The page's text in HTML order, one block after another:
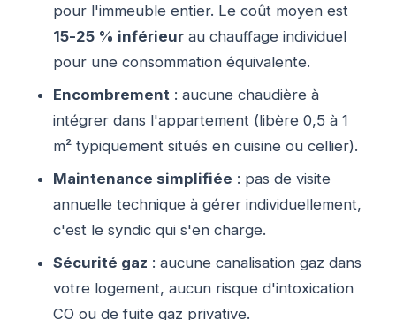
pour l'immeuble entier. Le coût moyen est
15-25 % inférieur au chauffage individuel
pour une consommation équivalente.
Encombrement : aucune chaudière à
intégrer dans l'appartement (libère 0,5 à 1
m² typiquement situés en cuisine ou cellier).
Maintenance simplifiée : pas de visite
annuelle technique à gérer individuellement,
c'est le syndic qui s'en charge.
Sécurité gaz : aucune canalisation gaz dans
votre logement, aucun risque d'intoxication
CO ou de fuite gaz privative.